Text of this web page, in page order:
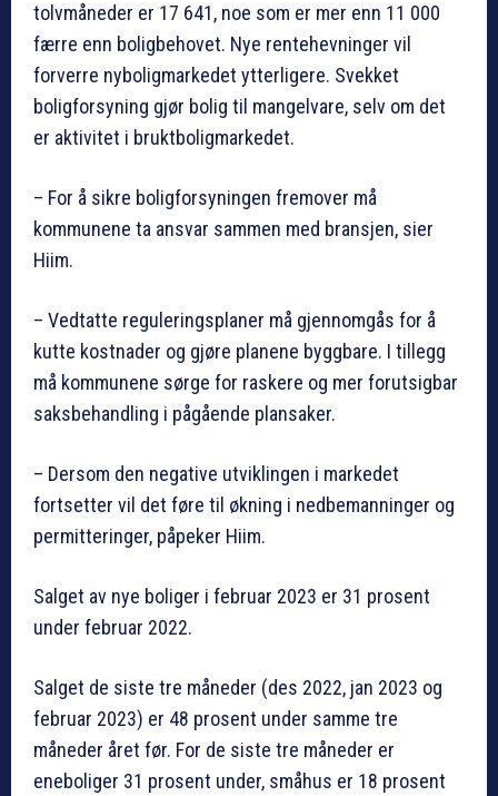
tolvmåneder er 17 641, noe som er mer enn 11 000
færre enn boligbehovet. Nye rentehevninger vil
forverre nyboligmarkedet ytterligere. Svekket
boligforsyning gjør bolig til mangelvare, selv om det
er aktivitet i bruktboligmarkedet.
– For å sikre boligforsyningen fremover må
kommunene ta ansvar sammen med bransjen, sier
Hiim.
– Vedtatte reguleringsplaner må gjennomgås for å
kutte kostnader og gjøre planene byggbare. I tillegg
må kommunene sørge for raskere og mer forutsigbar
saksbehandling i pågående plansaker.
– Dersom den negative utviklingen i markedet
fortsetter vil det føre til økning i nedbemanninger og
permitteringer, påpeker Hiim.
Salget av nye boliger i februar 2023 er 31 prosent
under februar 2022.
Salget de siste tre måneder (des 2022, jan 2023 og
februar 2023) er 48 prosent under samme tre
måneder året før. For de siste tre måneder er
eneboliger 31 prosent under, småhus er 18 prosent